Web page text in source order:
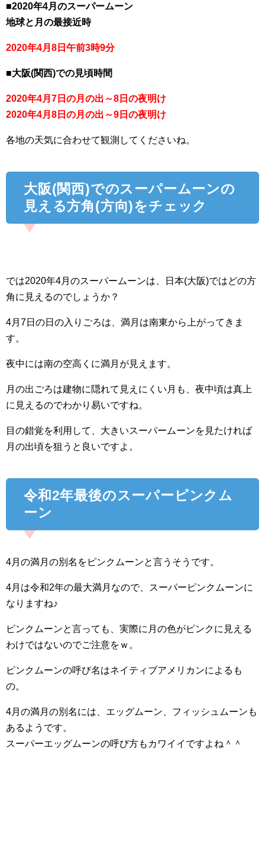
■2020年4月のスーパームーン
地球と月の最接近時
2020年4月8日午前3時9分
■大阪(関西)での見頃時間
2020年4月7日の月の出～8日の夜明け
2020年4月8日の月の出～9日の夜明け
各地の天気に合わせて観測してくださいね。
大阪(関西)でのスーパームーンの
見える方角(方向)をチェック
では2020年4月のスーパームーンは、日本(大阪)ではどの方
角に見えるのでしょうか？
4月7日の日の入りごろは、満月は南東から上がってきま
す。
夜中には南の空高くに満月が見えます。
月の出ごろは建物に隠れて見えにくい月も、夜中頃は真上
に見えるのでわかり易いですね。
目の錯覚を利用して、大きいスーパームーンを見たければ
月の出頃を狙うと良いですよ。
令和2年最後のスーパーピンクム
ーン
4月の満月の別名をピンクムーンと言うそうです。
4月は令和2年の最大満月なので、スーパーピンクムーンに
なりますね♪
ピンクムーンと言っても、実際に月の色がピンクに見える
わけではないのでご注意をｗ。
ピンクムーンの呼び名はネイティブアメリカンによるも
の。
4月の満月の別名には、エッグムーン、フィッシュムーンも
あるようです。
スーパーエッグムーンの呼び方もカワイイですよね＾＾